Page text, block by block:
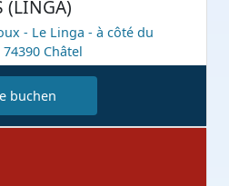
(LINGA)
- Le Linga - à côté du
74390 Châtel
buchen